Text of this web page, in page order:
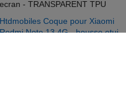
Htdmobiles Coque pour Xiaomi
Redmi Note 13 4G - housse etui